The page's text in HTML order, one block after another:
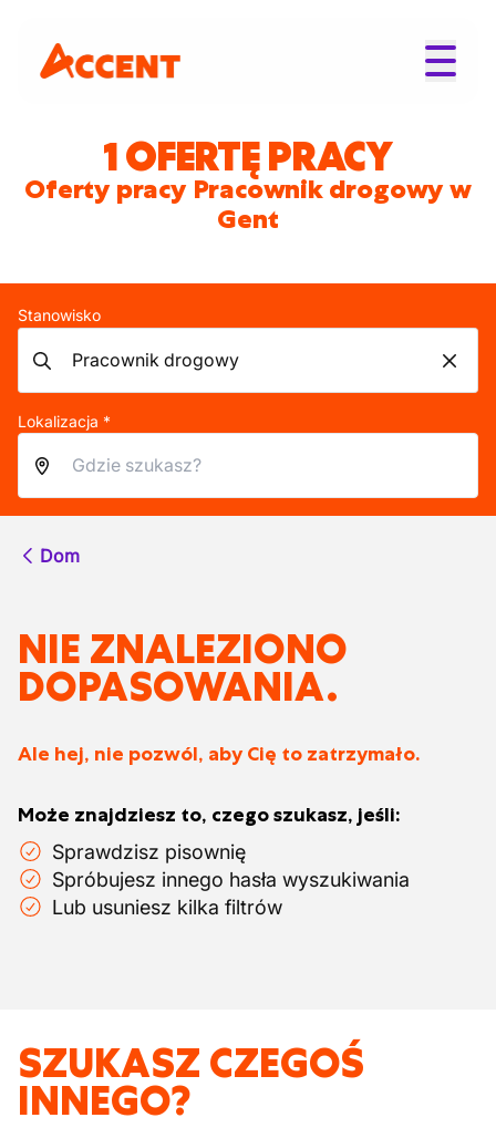
1 OFERTĘ PRACY
Oferty pracy Pracownik drogowy w
Gent
Stanowisko
Lokalizacja *
Dom
NIE ZNALEZIONO
DOPASOWANIA.
Ale hej, nie pozwól, aby Cię to zatrzymało.
Może znajdziesz to, czego szukasz, jeśli:
Sprawdzisz pisownię
Spróbujesz innego hasła wyszukiwania
Lub usuniesz kilka filtrów
SZUKASZ CZEGOŚ
INNEGO?